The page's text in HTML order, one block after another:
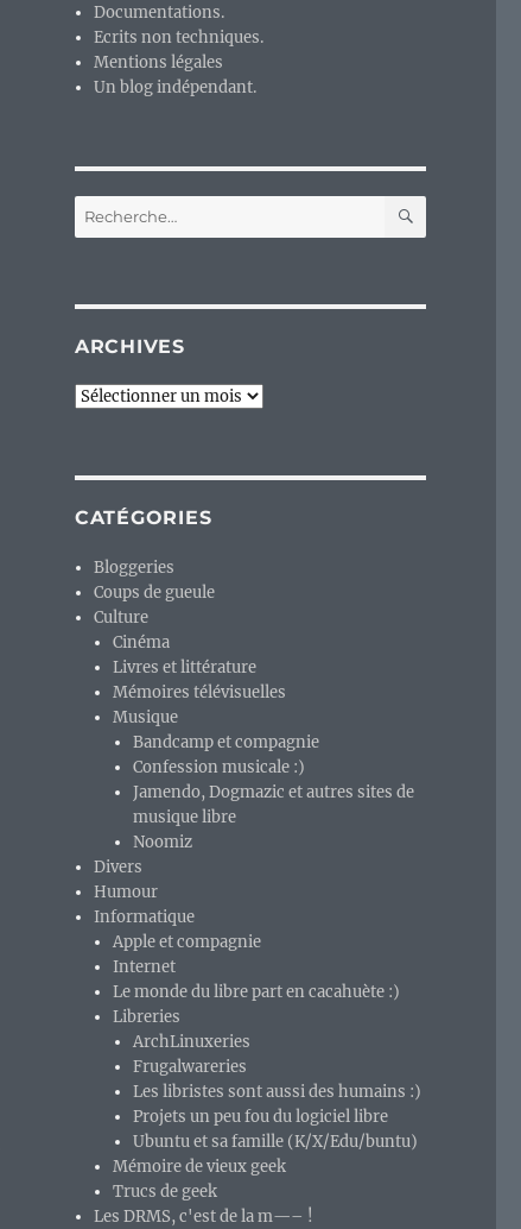
Documentations.
Ecrits non techniques.
Mentions légales
Un blog indépendant.
Recherche
pour :
ARCHIVES
Archives
CATÉGORIES
Bloggeries
Coups de gueule
Culture
Cinéma
Livres et littérature
Mémoires télévisuelles
Musique
Bandcamp et compagnie
Confession musicale :)
Jamendo, Dogmazic et autres sites de
musique libre
Noomiz
Divers
Humour
Informatique
Apple et compagnie
Internet
Le monde du libre part en cacahuète :)
Libreries
ArchLinuxeries
Frugalwareries
Les libristes sont aussi des humains :)
Projets un peu fou du logiciel libre
Ubuntu et sa famille (K/X/Edu/buntu)
Mémoire de vieux geek
Trucs de geek
Les DRMS, c'est de la m—– !